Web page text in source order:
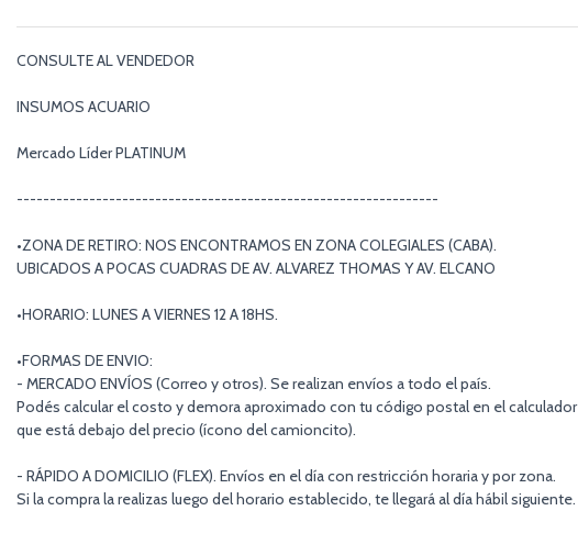
CONSULTE AL VENDEDOR
INSUMOS ACUARIO
Mercado Líder PLATINUM
----------------------------------------------------------------
•ZONA DE RETIRO: NOS ENCONTRAMOS EN ZONA COLEGIALES (CABA).
UBICADOS A POCAS CUADRAS DE AV. ALVAREZ THOMAS Y AV. ELCANO
•HORARIO: LUNES A VIERNES 12 A 18HS.
•FORMAS DE ENVIO:
- MERCADO ENVÍOS (Correo y otros). Se realizan envíos a todo el país.
Podés calcular el costo y demora aproximado con tu código postal en el calculador
que está debajo del precio (ícono del camioncito).
- RÁPIDO A DOMICILIO (FLEX). Envíos en el día con restricción horaria y por zona.
Si la compra la realizas luego del horario establecido, te llegará al día hábil siguiente.